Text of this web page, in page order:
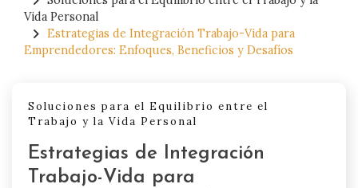
content
Vida Personal
Estrategias de Integración Trabajo-Vida para
Emprendedores: Enfoques, Beneficios y Desafíos
Soluciones para el Equilibrio entre el
Trabajo y la Vida Personal
Estrategias de Integración
Trabajo-Vida para